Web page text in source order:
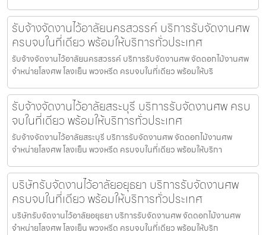
รับจ้างจัดงานไว้อาลัยนครสวรรค์ บริการรับจัดงานศพ
ครบจบในที่เดียว พร้อมให้บริการทั่วประเทศ
รับจ้างจัดงานไว้อาลัยนครสวรรค์ บริการรับจัดงานศพ จัดดอกไม้งานศพ
จำหน่ายโลงศพ โลงเย็น พวงหรีด ครบจบในที่เดียว พร้อมให้บริ
รับจ้างจัดงานไว้อาลัยสระบุรี บริการรับจัดงานศพ ครบ
จบในที่เดียว พร้อมให้บริการทั่วประเทศ
รับจ้างจัดงานไว้อาลัยสระบุรี บริการรับจัดงานศพ จัดดอกไม้งานศพ
จำหน่ายโลงศพ โลงเย็น พวงหรีด ครบจบในที่เดียว พร้อมให้บริกา
บริษัทรับจัดงานไว้อาลัยอยุธยา บริการรับจัดงานศพ
ครบจบในที่เดียว พร้อมให้บริการทั่วประเทศ
บริษัทรับจัดงานไว้อาลัยอยุธยา บริการรับจัดงานศพ จัดดอกไม้งานศพ
จำหน่ายโลงศพ โลงเย็น พวงหรีด ครบจบในที่เดียว พร้อมให้บริก